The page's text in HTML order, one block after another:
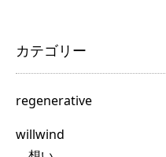
カテゴリー
regenerative
willwind